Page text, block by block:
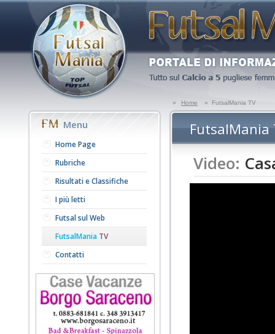
» Home » FutsalMania TV
Menu
Home Page
Rubriche
Risultati e Classifiche
I più letti
Futsal sul Web
FutsalMania TV
Contatti
FutsalMania
Video: